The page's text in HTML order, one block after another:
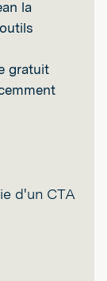
la
gratuit